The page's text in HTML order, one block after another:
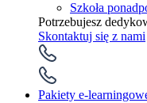
Szkoła
Potrzebujesz
Skontaktuj się z nami
Pakiety e-